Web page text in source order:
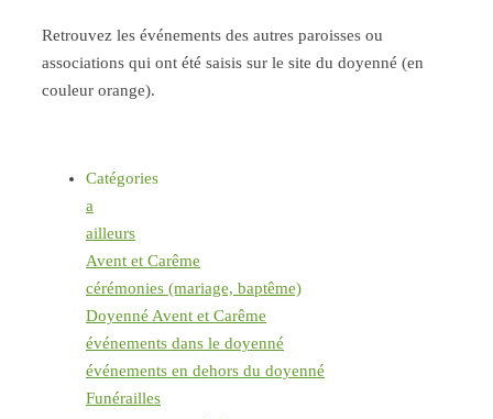
Retrouvez les événements des autres paroisses ou
associations qui ont été saisis sur le site du doyenné (en
couleur orange).
Catégories
a
ailleurs
Avent et Carême
cérémonies (mariage, baptême)
Doyenné Avent et Carême
événements dans le doyenné
événements en dehors du doyenné
Funérailles